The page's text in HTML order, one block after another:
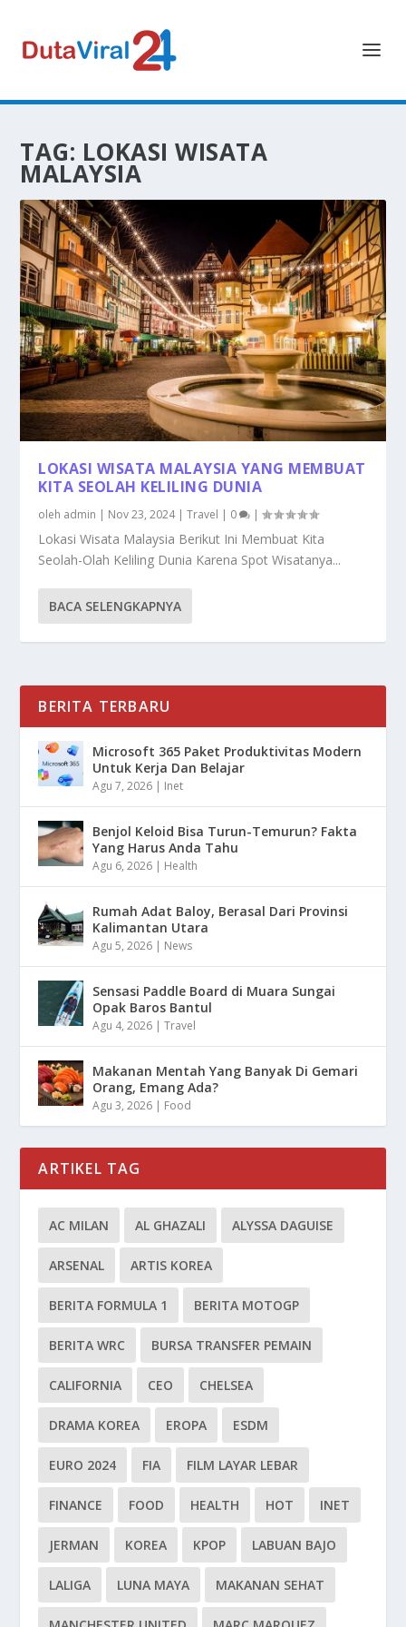
TAG: LOKASI WISATA
MALAYSIA
LOKASI WISATA MALAYSIA YANG MEMBUAT
KITA SEOLAH KELILING DUNIA
oleh admin | Nov 23, 2024|Travel | 0 |
Lokasi Wisata Malaysia Berikut Ini Membuat Kita
Seolah-Olah Keliling Dunia Karena Spot Wisatanya...
BACA SELENGKAPNYA
BERITA TERBARU
Microsoft 365 Paket Produktivitas Modern
Untuk Kerja Dan Belajar
Agu 7, 2026 | Inet
Benjol Keloid Bisa Turun-Temurun? Fakta
Yang Harus Anda Tahu
Agu 6, 2026 | Health
Rumah Adat Baloy, Berasal Dari Provinsi
Kalimantan Utara
Agu 5, 2026 | News
Sensasi Paddle Board di Muara Sungai
Opak Baros Bantul
Agu 4, 2026 |Travel
Makanan Mentah Yang Banyak Di Gemari
Orang, Emang Ada?
Agu 3, 2026 | Food
ARTIKEL TAG
AC MILAN AL GHAZALI ALYSSA DAGUISE
ARSENAL ARTIS KOREA
BERITA FORMULA 1 BERITA MOTOGP
BERITA WRC BURSA TRANSFER PEMAIN
CALIFORNIA CEO CHELSEA
DRAMA KOREA EROPA ESDM
EURO 2024 FIA FILM LAYAR LEBAR
FINANCE FOOD HEALTH HOT INET
JERMAN KOREA KPOP LABUAN BAJO
LALIGA LUNA MAYA MAKANAN SEHAT